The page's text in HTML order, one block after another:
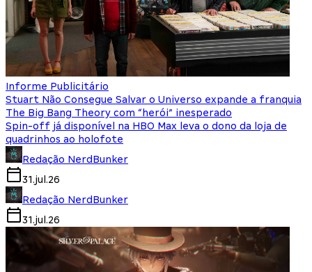
Informe Publicitário
Stuart Não Consegue Salvar o Universo expande a franquia
The Big Bang Theory com “herói” inesperado
Spin-off já disponível na HBO Max leva o dono da loja de
quadrinhos ao holofote
Redação NerdBunker
31.jul.26
Redação NerdBunker
31.jul.26